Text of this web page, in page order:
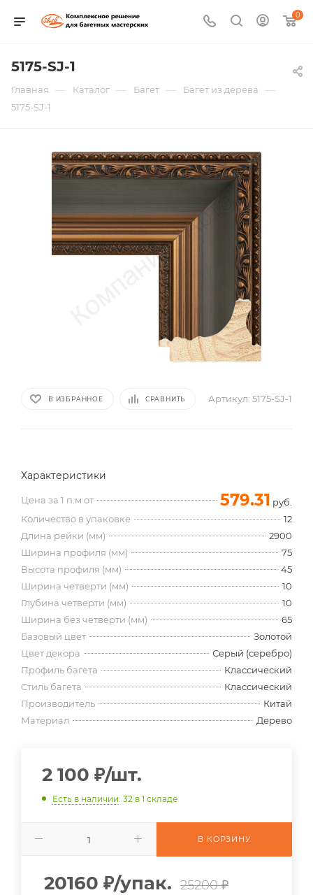
0
5175-SJ-1
Главная — Каталог — Багет — Багет из дерева —
5175-SJ-1
В ИЗБРАННОЕ СРАВНИТЬ Артикул: 5175-SJ-1
Характеристики
Цена за 1 п.м от 579.31 руб.
Количество в упаковке
12
Длина рейки (мм)
2900
Ширина профиля (мм)
75
Высота профиля (мм)
45
Ширина четверти (мм)
10
Глубина четверти (мм)
10
Ширина без четверти (мм)
65
Базовый цвет
Золотой
Цвет декора
Серый (серебро)
Профиль багета
Классический
Стиль багета
Классический
Производитель
Китай
Материал
Дерево
2 100 ₽/шт.
Есть в наличии: 32 в 1 складе
В КОРЗИНУ
20160 ₽/упак. 25200 ₽